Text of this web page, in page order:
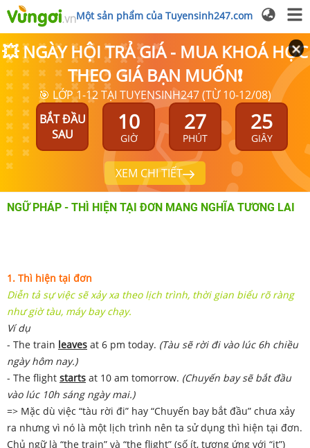
Một sản phẩm của Tuyensinh247.com
💥 NGÀY HỘI TRẢ GIÁ - MUA KHOÁ HỌC
THEO GIÁ BẠN MUỐN❗
🎯 LỚP 1-12 TẠI TUYENSINH247 (TỪ 10-12/08)
BẮT ĐẦU
SAU
10
GIỜ
27
PHÚT
25
GIÂY
XEM CHI TIẾT
NGỮ PHÁP - THÌ HIỆN TẠI ĐƠN MANG NGHĨA TƯƠNG LAI
1. Thì hiện tại đơn
Diễn tả sự việc sẽ xảy xa theo lịch trình, thời gian biểu rõ ràng
như giờ tàu, máy bay chạy.
Ví dụ
- The train leaves at 6 pm today. (Tàu sẽ rời đi vào lúc 6h chiều
ngày hôm nay.)
- The flight starts at 10 am tomorrow. (Chuyến bay sẽ bắt đầu
vào lúc 10h sáng ngày mai.)
=> Mặc dù việc “tàu rời đi” hay “Chuyến bay bắt đầu” chưa xảy
ra nhưng vì nó là một lịch trình nên ta sử dụng thì hiện tại đơn.
Chủ ngữ là “the train” và “the flight” (số ít, tương ứng với “it”)